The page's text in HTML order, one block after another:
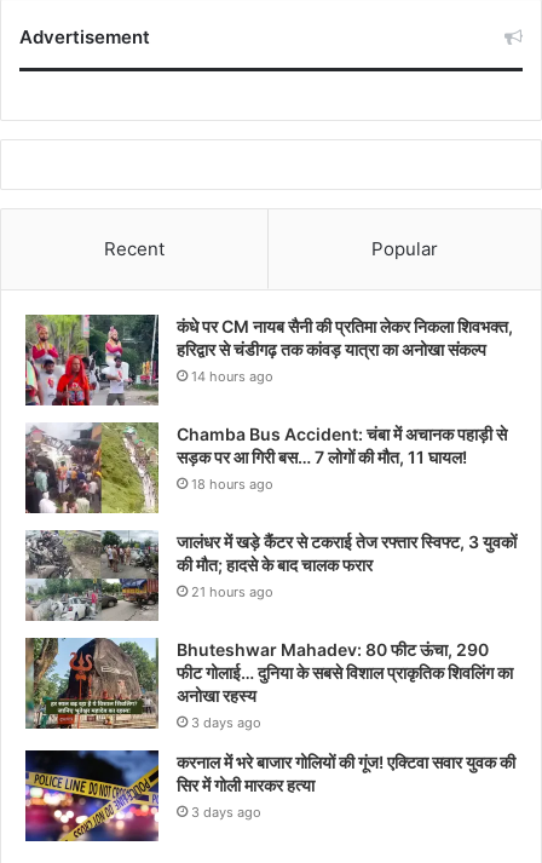
Advertisement
Recent Popular
कंधे पर CM नायब सैनी की प्रतिमा लेकर निकला शिवभक्त,
हरिद्वार से चंडीगढ़ तक कांवड़ यात्रा का अनोखा संकल्प
14 hours ago
Chamba Bus Accident: चंबा में अचानक पहाड़ी से
सड़क पर आ गिरी बस… 7 लोगों की मौत, 11 घायल!
18 hours ago
जालंधर में खड़े कैंटर से टकराई तेज रफ्तार स्विफ्ट, 3 युवकों
की मौत; हादसे के बाद चालक फरार
21 hours ago
Bhuteshwar Mahadev: 80 फीट ऊंचा, 290
फीट गोलाई… दुनिया के सबसे विशाल प्राकृतिक शिवलिंग का
अनोखा रहस्य
3 days ago
करनाल में भरे बाजार गोलियों की गूंज! एक्टिवा सवार युवक की
सिर में गोली मारकर हत्या
3 days ago